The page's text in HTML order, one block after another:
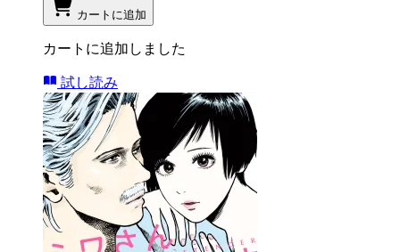
カートに追加
カートに追加しました
試し読み